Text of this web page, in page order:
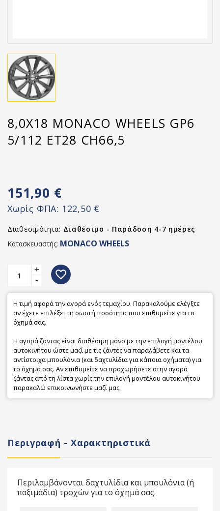
8,0X18 MONACO WHEELS GP6
5/112 ET28 CH66,5
151,90 €
Χωρίς ΦΠΑ: 122,50 €
Διαθεσιμότητα: Διαθέσιμο - Παράδοση 4-7 ημέρες
Κατασκευαστής: MONACO WHEELS
+
-
favorite_border
Η τιμή αφορά την αγορά ενός τεμαχίου. Παρακαλούμε ελέγξτε
αν έχετε επιλέξει τη σωστή ποσότητα που επιθυμείτε για το
όχημά σας.
Η αγορά ζάντας είναι διαθέσιμη μόνο με την επιλογή μοντέλου
αυτοκινήτου ώστε μαζί με τις ζάντες να παραλάβετε και τα
αντίστοιχα μπουλόνια (και δαχτυλίδια για κάποια οχήματα) για
το όχημά σας. Αν επιθυμείτε να προχωρήσετε στην αγορά
ζάντας από τη λίστα χωρίς την επιλογή μοντέλου αυτοκινήτου
παρακαλώ επικοινωνήστε μαζί μας.
Περιγραφή - Χαρακτηριστικά
Περιλαμβάνονται δαχτυλίδια και μπουλόνια (ή
παξιμάδια) τροχών για το όχημά σας.